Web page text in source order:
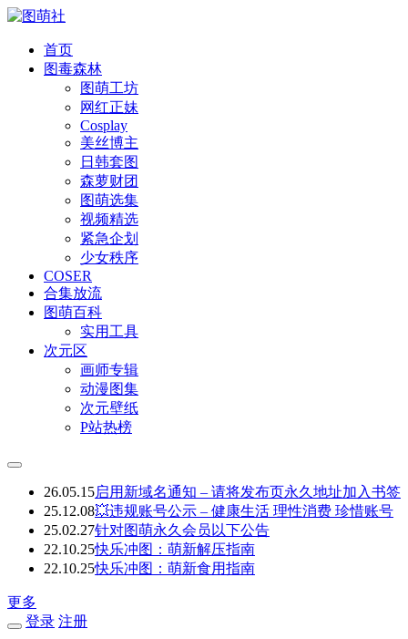
首页
图毒森林
图萌工坊
网红正妹
Cosplay
美丝博主
日韩套图
森萝财团
图萌选集
视频精选
紧急企划
少女秩序
COSER
合集放流
图萌百科
实用工具
次元区
画师专辑
动漫图集
次元壁纸
P站热榜
26.05.15启用新域名通知 – 请将发布页永久地址加入书签
25.12.08💥违规账号公示 – 健康生活 理性消费 珍惜账号
25.02.27针对图萌永久会员以下公告
22.10.25快乐冲图：萌新解压指南
22.10.25快乐冲图：萌新食用指南
更多
登录 注册